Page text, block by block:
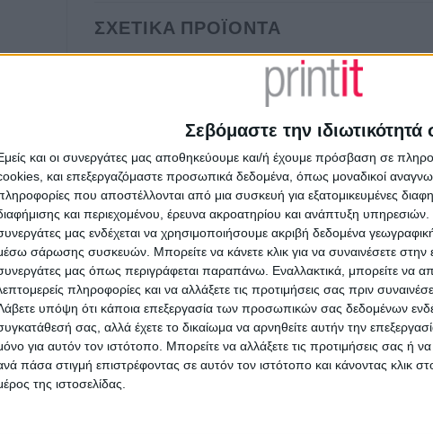
Σεβόμαστε την ιδιωτικότητά
και οι συνεργάτες μας αποθηκεύουμε και/ή έχουμε πρόσβαση σε
και επεξεργαζόμαστε προσωπικά δεδομένα, όπως μοναδικοί
που αποστέλλονται από μια συσκευή για εξατομικευμένες
και περιεχομένου, έρευνα ακροατηρίου και ανάπτυξη υπηρεσιών.
μας ενδέχεται να χρησιμοποιήσουμε ακριβή δεδομένα
σάρωσης συσκευών. Μπορείτε να κάνετε κλικ για να συναινέσετε στην
μας όπως περιγράφεται παραπάνω. Εναλλακτικά, μπορείτε να
πληροφορίες και να αλλάξετε τις προτιμήσεις σας πριν
υπόψη ότι κάποια επεξεργασία των προσωπικών σας δεδομένων
σας, αλλά έχετε το δικαίωμα να αρνηθείτε αυτήν την
για αυτόν τον ιστότοπο. Μπορείτε να αλλάξετε τις προτιμήσεις σας ή
πάσα στιγμή επιστρέφοντας σε αυτόν τον ιστότοπο και κάνοντας κλικ
της ιστοσελίδας.
ΣΧΕΤΙΚΆ ΠΡΟΪΌΝΤΑ
ΟΔΟΝΤΊΑΤΡΟΣ
Επαγγελματική κάρτα για
οδοντογιατρό
Από€45.00 (πλέον ΦΠΑ)
ΟΔΟΝΤΊΑΤΡΟΣ
Επαγγελματική κάρτα
οδοντιάτρου μίας όψης
Από€45.00 (πλέον ΦΠΑ)
για
ΦΠΑ)